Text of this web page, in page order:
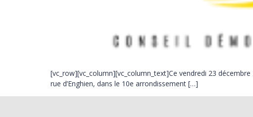
[vc_row][vc_column][vc_column_text]Ce vendredi 23
rue d’Enghien, dans le 10e arrondissement […]